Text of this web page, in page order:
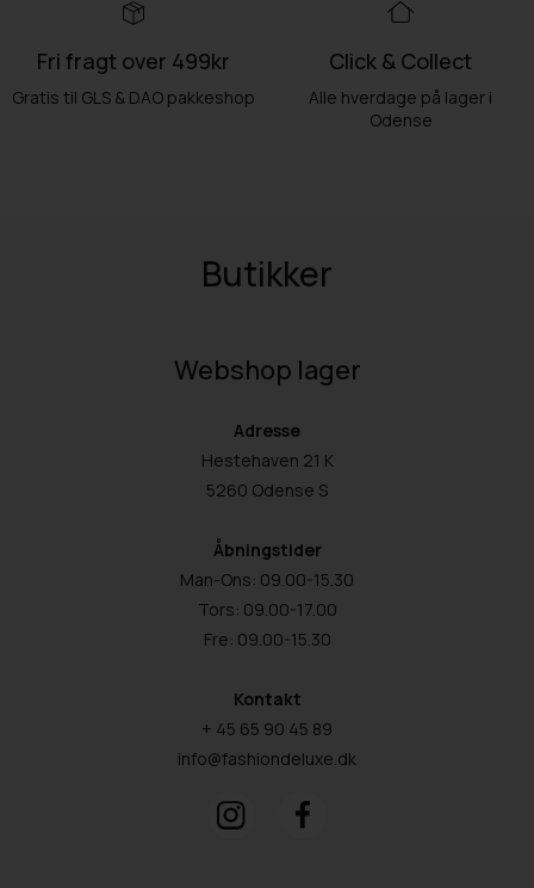
Fri fragt over 499kr
Gratis til GLS & DAO pakkeshop
Click & Collect
Alle hverdage på lager i
Odense
Butikker
Webshop lager
Adresse
Hestehaven 21 K
5260 Odense S
Åbningstider
Man-Ons: 09.00-15.30
Tors: 09.00-17.00
Fre: 09.00-15.30
Kontakt
+ 45 65 90 45 89
info@fashiondeluxe.dk